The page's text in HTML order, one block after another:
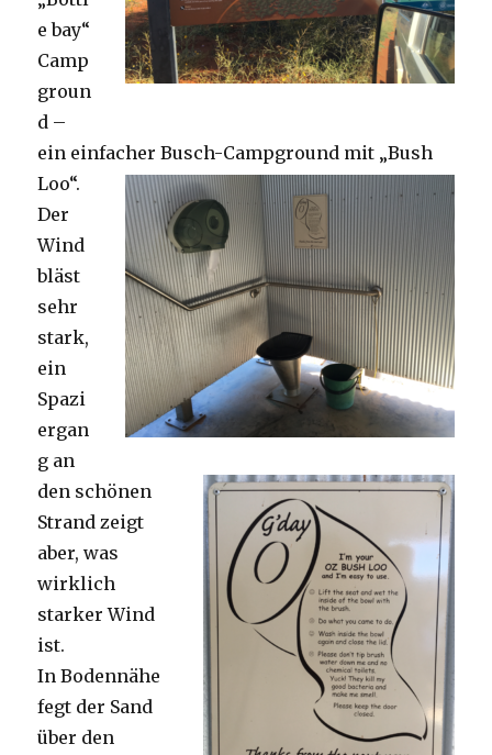
e bay“
Camp
groun
d –
ein einfacher Busch-Campground mit „Bush
Loo“.
Der
Wind
bläst
sehr
stark,
ein
Spazi
ergan
g an
den schönen
Strand zeigt
aber, was
wirklich
starker Wind
ist.
In Bodennähe
fegt der Sand
über den